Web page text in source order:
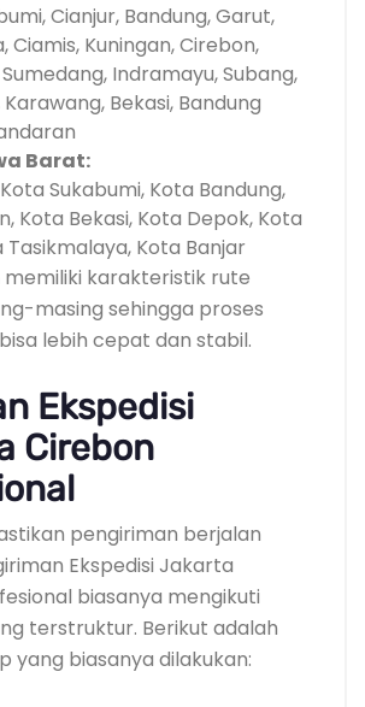
Cianjur, Bandung, Garut,
Ciamis, Kuningan, Cirebon,
Indramayu, Subang,
Bekasi, Bandung
Barat:
Sukabumi, Kota Bandung,
Kota Bekasi, Kota Depok, Kota
Tasikmalaya, Kota Banjar
memiliki karakteristik rute
masing sehingga proses
lebih cepat dan stabil.
Ekspedisi
Cirebon
pengiriman berjalan
Ekspedisi Jakarta
biasanya mengikuti
terstruktur. Berikut adalah
yang biasanya dilakukan: